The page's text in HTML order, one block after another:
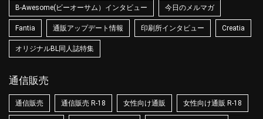
B-Awesome(ビーオーサム）インタビュー 今日のメルマガ
Fantia 通販アップデート情報 印刷所インタビュー Creatia
オリジナルBL同人誌特集
通信販売
通信販売 通信販売 R-18 女性向け通販 女性向け通販 R-18